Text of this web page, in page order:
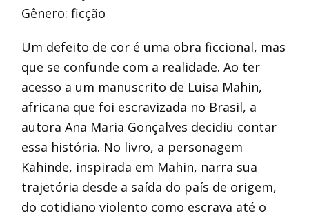
Gênero: ficção
Um defeito de cor é uma obra ficcional, mas
que se confunde com a realidade. Ao ter
acesso a um manuscrito de Luisa Mahin,
africana que foi escravizada no Brasil, a
autora Ana Maria Gonçalves decidiu contar
essa história. No livro, a personagem
Kahinde, inspirada em Mahin, narra sua
trajetória desde a saída do país de origem,
do cotidiano violento como escrava até o